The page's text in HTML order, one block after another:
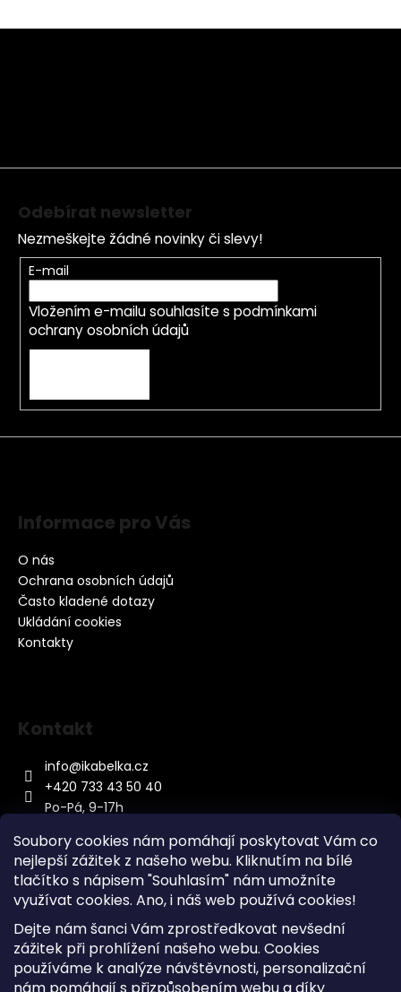
Soubory cookies nám pomáhají poskytovat Vám co
nejlepší zážitek z našeho webu. Kliknutím na bílé
tlačítko s nápisem "Souhlasím" nám umožníte
využívat cookies. Ano, i náš web používá cookies!
Dejte nám šanci Vám zprostředkovat nevšední
zážitek při prohlížení našeho webu. Cookies
používáme k analýze návštěvnosti, personalizační
Z
Odebírat newsletter
Nezmeškejte žádné novinky či slevy!
E-mail
Vložením e-mailu souhlasíte s podmínkami
ochrany osobních údajů
Informace pro Vás
O nás
Ochrana osobních údajů
Často kladené dotazy
Ukládání cookies
Kontakty
Kontakt
info@ikabelka.cz
+420 733 43 50 40
Po-Pá, 9-17h
Kontakt
Sitemap
Doprava a Platba
Reklamace Zboží